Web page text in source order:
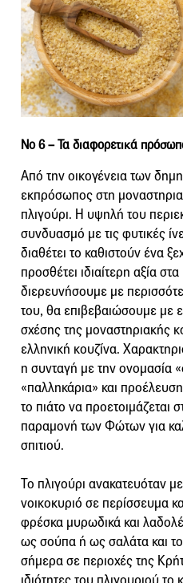
Νο 6 –Τα διαφορετικά
Από την οικογένεια των
εκπρόσωπος στη
πλιγούρι. Η υψηλή του
συνδυασμό με τις φυτικές
διαθέτει το καθιστούν ένα
προσθέτει ιδιαίτερη αξία
διερευνήσουμε με
του, θα επιβεβαιώσουμε με
σχέσης της μοναστηριακής
ελληνική κουζίνα.
η συνταγή με την ονομασία
«παλληκάρια» και
το πιάτο να προετοιμάζεται
παραμονή των Φώτων για
σπιτιού.
Το πλιγούρι ανακατευόταν
νοικοκυριό σε περίσσευμα
φρέσκα μυρωδικά και
ως σούπα ή ως σαλάτα και το
σήμερα σε περιοχές της